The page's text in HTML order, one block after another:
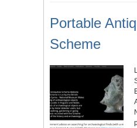
Portable
Scheme